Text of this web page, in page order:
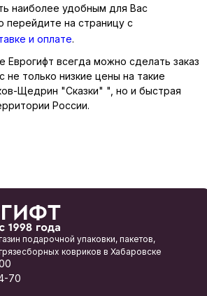
наиболее удобным для Вас
перейдите на страницу с
и оплате.
Еврогифт всегда можно сделать заказ
не только низкие цены на такие
Щедрин "Сказки" ", но и быстрая
России.
подарочной упаковки, пакетов,
ковриков в Хабаровске
70